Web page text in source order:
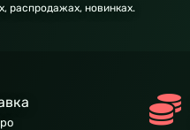
распродажах, новинках.